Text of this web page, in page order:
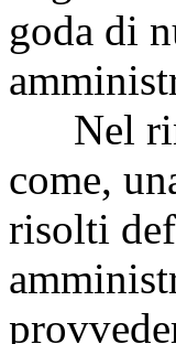
goda di
Nel
come,
risolti